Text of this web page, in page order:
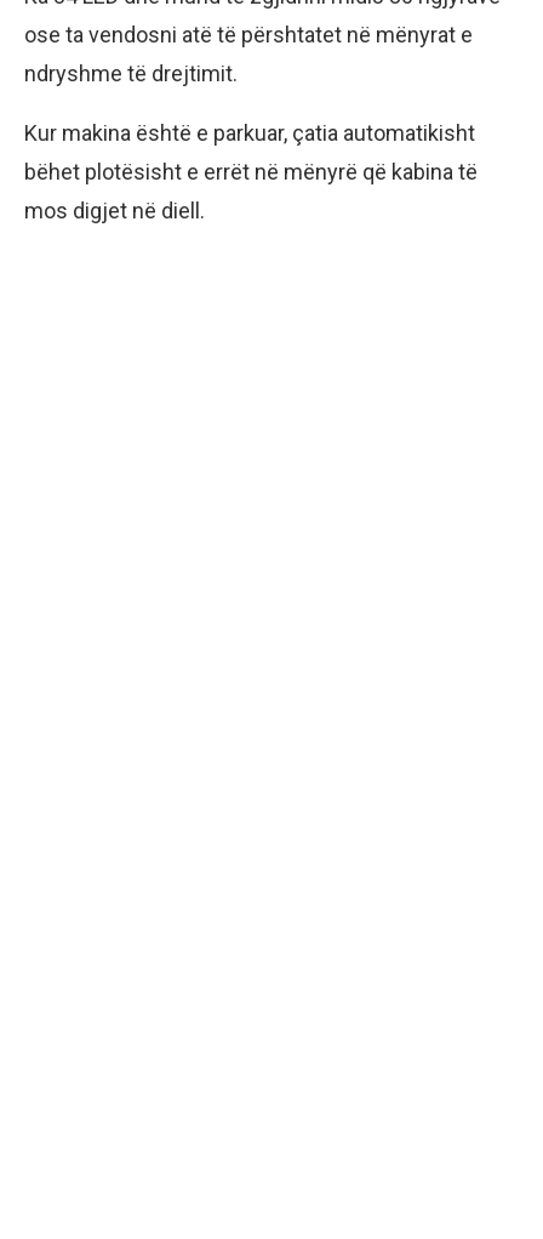
ose ta vendosni atë të përshtatet në mënyrat e
ndryshme të drejtimit.
Kur makina është e parkuar, çatia automatikisht
bëhet plotësisht e errët në mënyrë që kabina të
mos digjet në diell.